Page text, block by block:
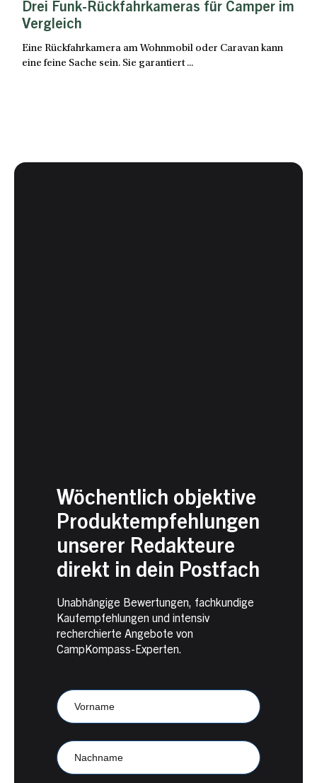
Drei Funk-Rückfahrkameras für Camper im
Vergleich
Eine Rückfahrkamera am Wohnmobil oder Caravan kann
eine feine Sache sein. Sie garantiert ...
Wöchentlich objektive
Produktempfehlungen
unserer Redakteure
direkt in dein Postfach
Unabhängige Bewertungen, fachkundige
Kaufempfehlungen und intensiv
recherchierte Angebote von
CampKompass-Experten.
CampKompass
Vorname
Nachname